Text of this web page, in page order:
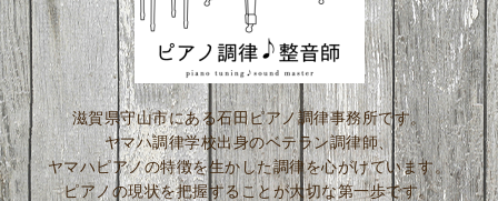
滋賀県守山市にある石田ピアノ調律事務所です。
ヤマハ調律学校出身のベテラン調律師、
ヤマハピアノの特徴を生かした調律を心がけています。
ピアノの現状を把握することが大切な第一歩です。